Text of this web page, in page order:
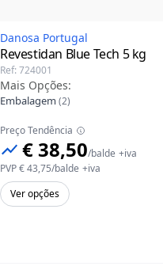
Danosa Portugal
Revestidan Blue Tech 5 kg
Ref: 724001
Mais Opções:
Embalagem (2)
Preço Tendência
€ 38,50/balde +iva
PVP€ 43,75/balde +iva
Ver opções